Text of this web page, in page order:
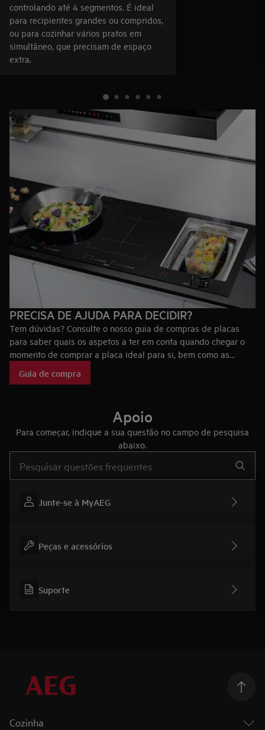
controlando até 4 segmentos. É ideal
para recipientes grandes ou compridos,
ou para cozinhar vários pratos em
simultâneo, que precisam de espaço
extra.
PRECISA DE AJUDA PARA DECIDIR?
Tem dúvidas? Consulte o nosso guia de compras de placas
para saber quais os aspetos a ter em conta quando chegar o
momento de comprar a placa ideal para si, bem como as
Guia de compra
Apoio
Para começar, indique a sua questão no campo de pesquisa
abaixo.
Junte-se à MyAEG
Peças e acessórios
Suporte
Cozinha